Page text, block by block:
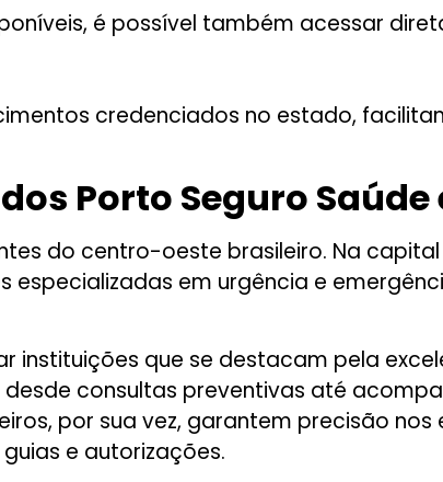
é possível também acessar
credenciados no estado,
Porto Seguro Saúde
do centro-oeste brasileiro. Na
em urgência e
instituições que se destacam pela
consultas preventivas até
por sua vez, garantem precisão nos
e autorizações.